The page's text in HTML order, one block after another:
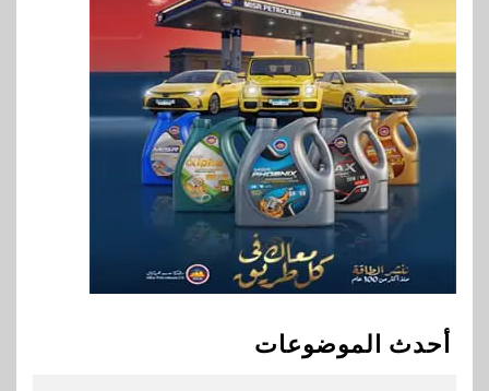
أحدث الموضوعات
يورو صافي ربح في النصف الأول
2026
9
اخبار
غرفة القاهرة تنظم ندوة إلكترونية
لدعم الصادرات وتحقيق
مستهدفات رؤية مصر 2030
بنوك
العالمي للشباب ويقدم العديد من
العروض المجانية